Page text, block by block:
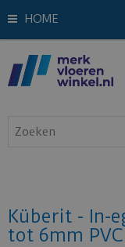
HOME
Küberit - In-
tot 6mm